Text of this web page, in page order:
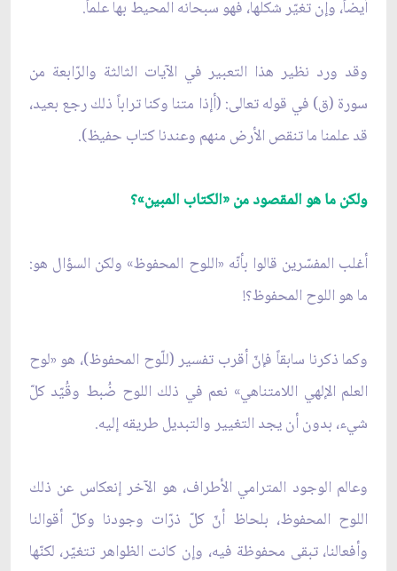
أيضاً، وإن تغيّر شكلها، فهو سبحانه المحيط بها علماً.
وقد ورد نظير هذا التعبير في الآيات الثالثة والرّابعة من
سورة (ق) في قوله تعالى: (أإذا متنا وكنا تراباً ذلك رجع بعيد،
قد علمنا ما تنقص الأرض منهم وعندنا كتاب حفيظ).
ولكن ما هو المقصود من «الكتاب المبين»؟
أغلب المفسّرين قالوا بأنّه «اللوح المحفوظ» ولكن السؤال هو:
ما هو اللوح المحفوظ؟!
وكما ذكرنا سابقاً فإنّ أقرب تفسير (للّوح المحفوظ)، هو «لوح
العلم الإلهي اللامتناهي» نعم في ذلك اللوح ضُبط وقُيّد كلّ
شيء، بدون أن يجد التغيير والتبديل طريقه إليه.
وعالم الوجود المترامي الأطراف، هو الآخر إنعكاس عن ذلك
اللوح المحفوظ، بلحاظ أنّ كلّ ذرّات وجودنا وكلّ أقوالنا
وأفعالنا، تبقى محفوظة فيه، وإن كانت الظواهر تتغيّر، لكنّها